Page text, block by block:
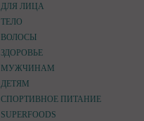
ДЛЯ ЛИЦА
ТЕЛО
ВОЛОСЫ
ЗДОРОВЬЕ
МУЖЧИНАМ
ДЕТЯМ
СПОРТИВНОЕ ПИТАНИЕ
SUPERFOODS